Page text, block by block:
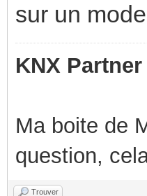
sur un
KNX
Ma boite de
question,
Trouver